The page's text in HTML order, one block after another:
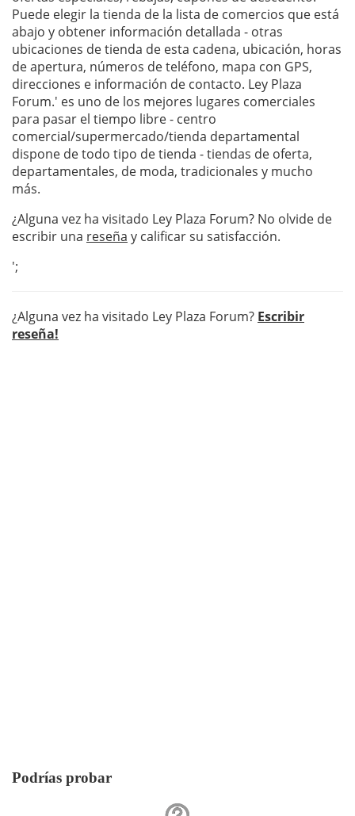
Puede elegir la tienda de la lista de comercios que está
abajo y obtener información detallada - otras
ubicaciones de tienda de esta cadena, ubicación, horas
de apertura, números de teléfono, mapa con GPS,
direcciones e información de contacto. Ley Plaza
Forum.' es uno de los mejores lugares comerciales
para pasar el tiempo libre - centro
comercial/supermercado/tienda departamental
dispone de todo tipo de tienda - tiendas de oferta,
departamentales, de moda, tradicionales y mucho
más.
¿Alguna vez ha visitado Ley Plaza Forum? No olvide de
escribir una reseña y calificar su satisfacción.
';
¿Alguna vez ha visitado Ley Plaza Forum? Escribir
reseña!
Podrías probar